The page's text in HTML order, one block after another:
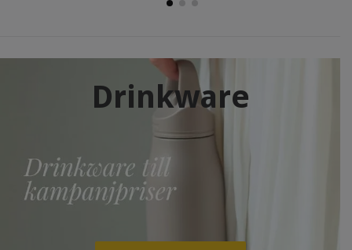
Drinkware